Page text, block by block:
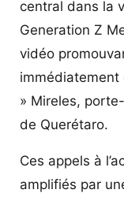
central dans la
Generation Z
vidéo
immédiatement
» Mireles,
de Querétaro.
Ces appels à
amplifiés par